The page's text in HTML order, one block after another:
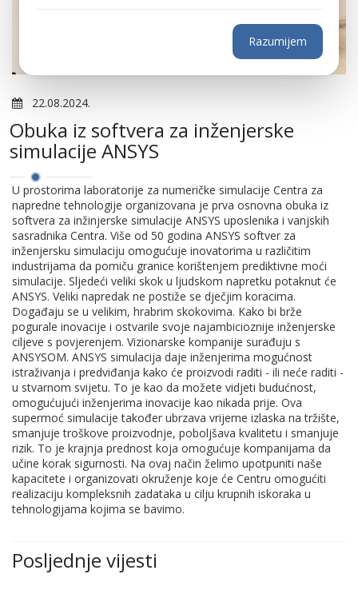
Razumijem
22.08.2024.
Obuka iz softvera za inženjerske
simulacije ANSYS
U prostorima laboratorije za numeričke simulacije Centra za
napredne tehnologije organizovana je prva osnovna obuka iz
softvera za inžinjerske simulacije ANSYS uposlenika i vanjskih
sasradnika Centra. Više od 50 godina ANSYS softver za
inženjersku simulaciju omogućuje inovatorima u različitim
industrijama da pomiču granice korištenjem prediktivne moći
simulacije. Sljedeći veliki skok u ljudskom napretku potaknut će
ANSYS. Veliki napredak ne postiže se dječjim koracima.
Događaju se u velikim, hrabrim skokovima. Kako bi brže
pogurale inovacije i ostvarile svoje najambicioznije inženjerske
ciljeve s povjerenjem. Vizionarske kompanije surađuju s
ANSYSOM. ANSYS simulacija daje inženjerima mogućnost
istraživanja i predviđanja kako će proizvodi raditi - ili neće raditi -
u stvarnom svijetu. To je kao da možete vidjeti budućnost,
omogućujući inženjerima inovacije kao nikada prije. Ova
supermoć simulacije također ubrzava vrijeme izlaska na tržište,
smanjuje troškove proizvodnje, poboljšava kvalitetu i smanjuje
rizik. To je krajnja prednost koja omogućuje kompanijama da
učine korak sigurnosti. Na ovaj način želimo upotpuniti naše
kapacitete i organizovati okruženje koje će Centru omogućiti
realizaciju kompleksnih zadataka u cilju krupnih iskoraka u
tehnologijama kojima se bavimo.
Posljednje vijesti